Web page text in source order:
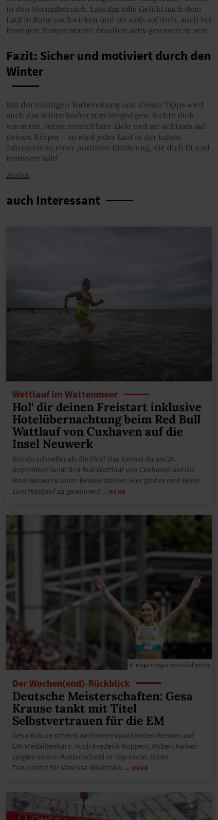
in den Normalbereich. Lass das tolle Gefühl nach dem
Lauf in Ruhe nachwirken und sei stolz auf dich, auch bei
frostigen Temperaturen draußen aktiv gewesen zu sein.
Fazit: Sicher und motiviert durch den
Winter
Mit der richtigen Vorbereitung und diesen Tipps wird
auch das Winterlaufen zum Vergnügen. Richte dich
warm ein, setzte erreichbare Ziele und sei achtsam auf
deinen Körper – so wird jeder Lauf in der kalten
Jahreszeit zu einer positiven Erfahrung, die dich fit und
motiviert hält!
Zurück
auch Interessant
Wettlauf im Wattenmeer
Hol‘ dir deinen Freistart inklusive
Hotelübernachtung beim Red Bull
Wattlauf von Cuxhaven auf die
Insel Neuwerk
Bist du schneller als die Flut? Das kannst du am 20.
September beim Red Bull Wattlauf von Cuxhaven auf die
Insel Neuwerk unter Beweis stellen. Hier gibt es eine Reise
zum Wattlauf zu gewinnen! …MEHR
© imago images/Beautiful Sports
Der Wochen(end)-Rückblick
Deutsche Meisterschaften: Gesa
Krause tankt mit Titel
Selbstvertrauen für die EM
Gesa Krause scheint nach einem packenden Rennen auf
EM-Medaillenkurs. Auch Frederik Ruppert, Robert Farken
zeigten sich in Wattenscheid in Top-Form. Erster
Frauentitel für Vanessa Mikitenko. …MEHR